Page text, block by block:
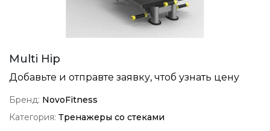
Multi Hip
Добавьте и отправте заявку, чтоб узнать цену
Бренд: NovoFitness
Категория: Тренажеры со стеками